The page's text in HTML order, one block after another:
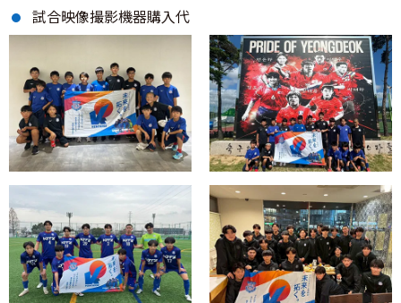
試合映像撮影機器購入代